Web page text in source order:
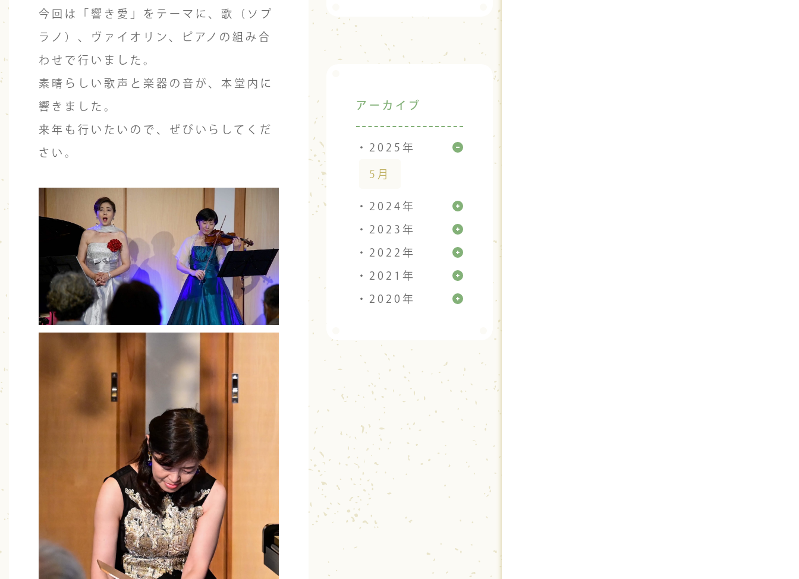
今回は「響き愛」をテーマに、歌（ソプ
ラノ）、ヴァイオリン、ピアノの組み合
わせで行いました。
素晴らしい歌声と楽器の音が、本堂内に
響きました。
来年も行いたいので、ぜびいらしてくだ
さい。
アーカイブ
・2025年
5月
・2024年
・2023年
・2022年
・2021年
・2020年